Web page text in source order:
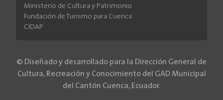
Ministerio de Cultura y Patrimonio
Fundación de Turismo para Cuenca
CIDAP
© Diseñado y desarrollado para la Dirección General de
Cultura, Recreación y Conocimiento del GAD Municipal
del Cantón Cuenca, Ecuador.